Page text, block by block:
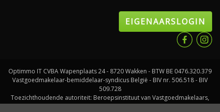
EIGENAARSLOGIN
Optimmo IT CVBA Wapenplaats 24 - 8720 Wakken - BTW BE 0476.320.379
Vastgoedmakelaar-bemiddelaar-syndicus België - BIV nr. 506.518 - BIV
509.728
Toezichthoudende autoriteit: Beroepsinstituut van Vastgoedmakelaars,
Luxemburgstraat 16 B te 1000 Brussel